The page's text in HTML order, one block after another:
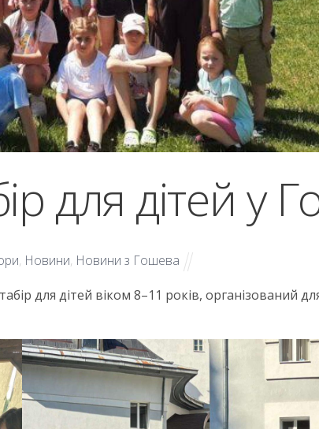
для дітей у
, Новини, Новини з Гошева
для дітей віком 8–11 років, організований